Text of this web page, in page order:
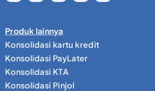
Produk lainnya
Konsolidasi kartu kredit
Konsolidasi PayLater
Konsolidasi KTA
Konsolidasi Pinjol